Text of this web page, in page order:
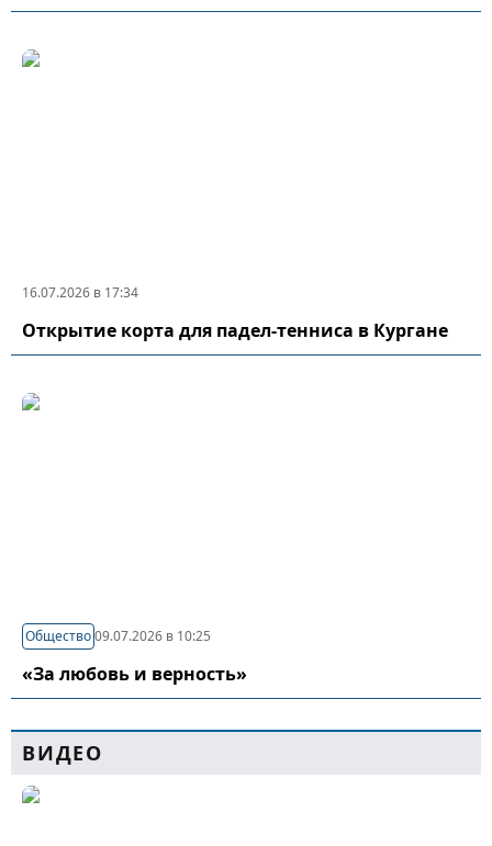
16.07.2026 в 17:34
Открытие корта для падел-тенниса в Кургане
Общество09.07.2026 в 10:25
«За любовь и верность»
ВИДЕО